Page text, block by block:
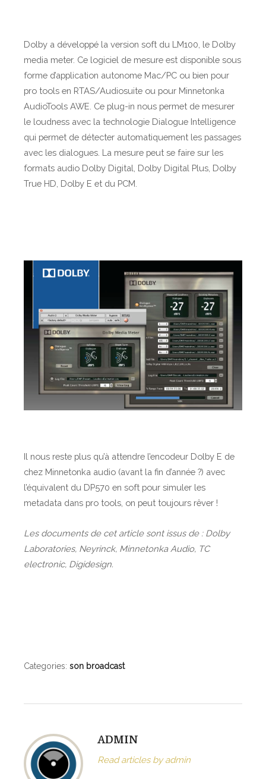
Dolby a développé la version soft du LM100, le Dolby
media meter. Ce logiciel de mesure est disponible sous
forme d’application autonome Mac/PC ou bien pour
pro tools en RTAS/Audiosuite ou pour Minnetonka
AudioTools AWE. Ce plug-in nous permet de mesurer
le loudness avec la technologie Dialogue Intelligence
qui permet de détecter automatiquement les passages
avec les dialogues. La mesure peut se faire sur les
formats audio Dolby Digital, Dolby Digital Plus, Dolby
True HD, Dolby E et du PCM.
Il nous reste plus qu’à attendre l’encodeur Dolby E de
chez Minnetonka audio (avant la fin d’année ?) avec
l’équivalent du DP570 en soft pour simuler les
metadata dans pro tools, on peut toujours rêver !
Les documents de cet article sont issus de : Dolby
Laboratories, Neyrinck, Minnetonka Audio, TC
electronic, Digidesign.
Categories: son broadcast
ADMIN
Read articles by admin